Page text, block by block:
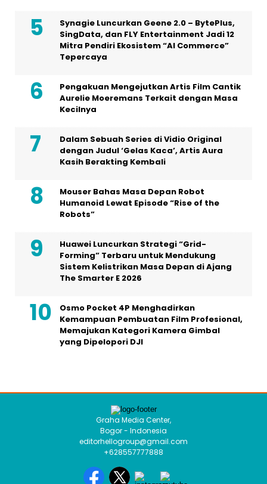
Synagie Luncurkan Geene 2.0 – BytePlus,
SingData, dan FLY Entertainment Jadi 12
Mitra Pendiri Ekosistem “AI Commerce”
Tepercaya
Pengakuan Mengejutkan Artis Film Cantik
Aurelie Moeremans Terkait dengan Masa
Kecilnya
Dalam Sebuah Series di Vidio Original
dengan Judul ‘Gelas Kaca’, Artis Aura
Kasih Berakting Kembali
Mouser Bahas Masa Depan Robot
Humanoid Lewat Episode “Rise of the
Robots”
Huawei Luncurkan Strategi “Grid-
Forming” Terbaru untuk Mendukung
Sistem Kelistrikan Masa Depan di Ajang
The Smarter E 2026
Osmo Pocket 4P Menghadirkan
Kemampuan Pembuatan Film Profesional,
Memajukan Kategori Kamera Gimbal
yang Dipelopori DJI
Graha Media Center,
Bogor - Indonesia
editorhellogroup@gmail.com
+628557777888